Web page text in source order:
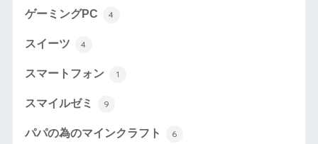
ゲーミングPC 4
スイーツ 4
スマートフォン 1
スマイルゼミ 9
パパの為のマインクラフト 6